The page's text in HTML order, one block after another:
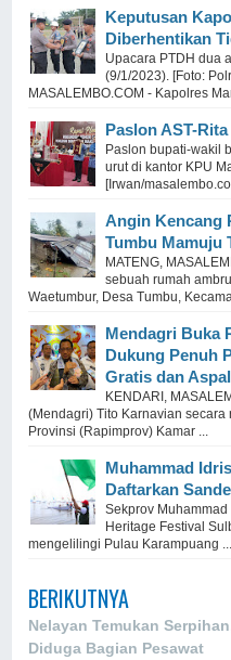
Keputusan
Diberhentikan
Upacara PTDH dua
(9/1/2023). [Foto:
MASALEMBO.COM - Kapolres
Paslon AST-
Paslon bupati-wakil
urut di kantor KPU
[Irwan/
Angin Kencang
Tumbu Mamuju
MATENG,
sebuah rumah
Waetumbur, Desa Tumbu,
Mendagri Buka
Dukung Penuh
Gratis dan
KENDARI,
(Mendagri) Tito Karnavian
Provinsi (Rapimprov) Kamar ...
Muhammad
Daftarkan
Sekprov
Heritage Festival
mengelilingi Pulau Karampuang ...
BERIKUTNYA
Nelayan Temukan
Diduga Bagian Pesawat